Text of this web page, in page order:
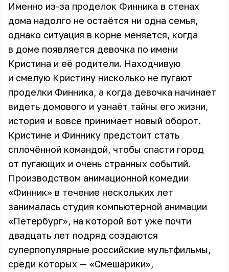
Именно из-за проделок Финника в стенах
дома надолго не остаётся ни одна семья,
однако ситуация в корне меняется, когда
в доме появляется девочка по имени
Кристина и её родители. Находчивую
и смелую Кристину нисколько не пугают
проделки Финника, а когда девочка начинает
видеть домового и узнаёт тайны его жизни,
история и вовсе принимает новый оборот.
Кристине и Финнику предстоит стать
сплочённой командой, чтобы спасти город
от пугающих и очень странных событий.
Производством анимационной комедии
«Финник» в течение нескольких лет
занималась студия компьютерной анимации
«Петербург», на которой вот уже почти
двадцать лет подряд создаются
суперпопулярные российские мультфильмы,
среди которых — «Смешарики»,